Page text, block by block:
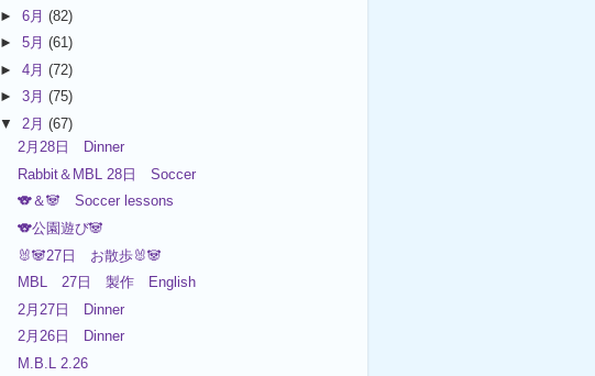
►6月(82)
►5月(61)
►4月(72)
►3月(75)
▼ 2月(67)
2月28日 Dinner
Rabbit＆MBL 28日 Soccer
🐨＆🐼 Soccer lessons
🐨公園遊び🐼
🐰🐼27日 お散歩🐰🐼
MBL 27日 製作 English
2月27日 Dinner
2月26日 Dinner
M.B.L 2.26